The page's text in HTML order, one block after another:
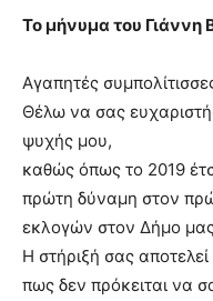
Το μήνυμα του Γιάννη
Αγαπητές
Θέλω να σας
ψυχής μου,
καθώς όπως το 2019
πρώτη δύναμη στον
εκλογών στον Δήμο
Η στήριξή σας
πως δεν πρόκειται να